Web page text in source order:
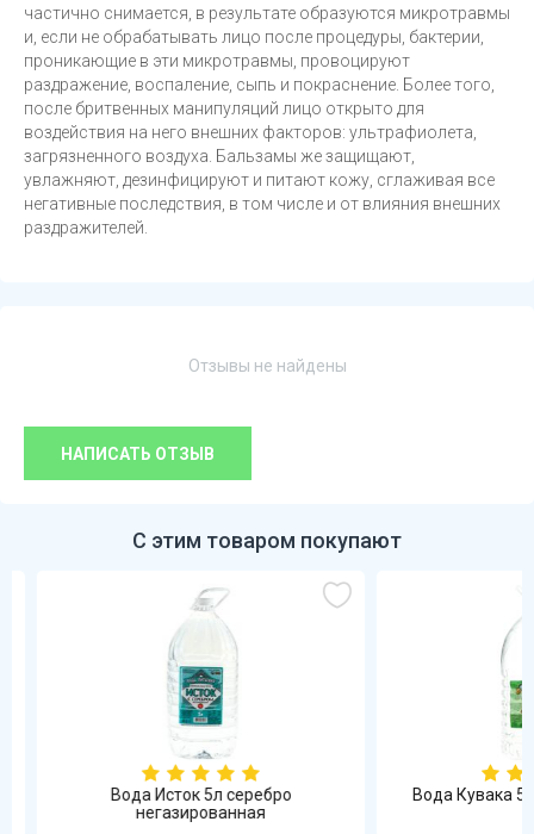
частично снимается, в результате образуются микротравмы
и, если не обрабатывать лицо после процедуры, бактерии,
проникающие в эти микротравмы, провоцируют
раздражение, воспаление, сыпь и покраснение. Более того,
после бритвенных манипуляций лицо открыто для
воздействия на него внешних факторов: ультрафиолета,
загрязненного воздуха. Бальзамы же защищают,
увлажняют, дезинфицируют и питают кожу, сглаживая все
негативные последствия, в том числе и от влияния внешних
раздражителей.
Отзывы не найдены
НАПИСАТЬ ОТЗЫВ
С этим товаром покупают
Вода Исток 5л серебро
негазированная
Вода Кувака 5л